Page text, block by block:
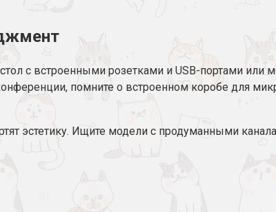
с встроенными розетками и USB-портами
помните о встроенном коробе для
эстетику. Ищите модели с продуманными